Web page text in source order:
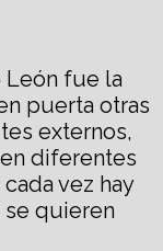
fue la
puerta otras
externos,
diferentes
vez hay
quieren